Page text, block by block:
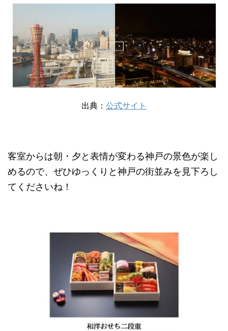
出典： 公式サイト
客室からは朝・夕と表情が変わる神戸の景色が楽し
めるので、ぜひゆっくりと神戸の街並みを見下ろし
てくださいね！